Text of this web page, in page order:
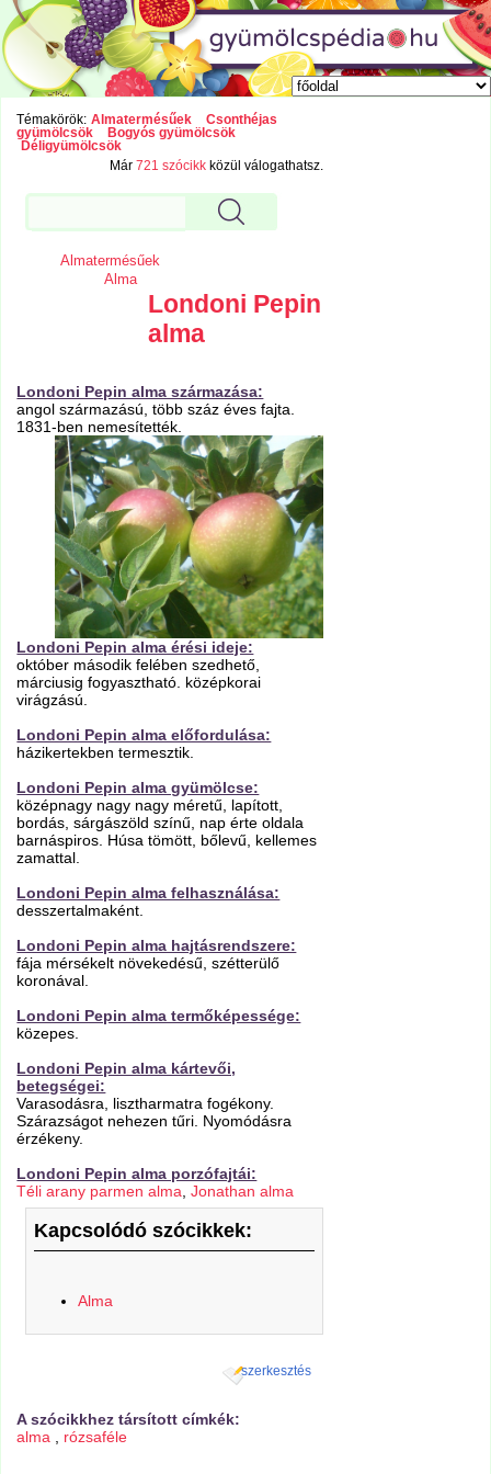
Témakörök: Almatermésűek
Csonthéjas
gyümölcsök
Bogyós gyümölcsök
Déligyümölcsök
Már721 szócikk közül válogathatsz.
Almatermésűek
Alma
Londoni Pepin
alma
Londoni Pepin alma származása:
angol származású, több száz éves fajta.
1831-ben nemesítették.
Londoni Pepin alma érési ideje:
október második felében szedhető,
márciusig fogyasztható. középkorai
virágzású.
Londoni Pepin alma előfordulása:
házikertekben termesztik.
Londoni Pepin alma gyümölcse:
középnagy nagy nagy méretű, lapított,
bordás, sárgászöld színű, nap érte oldala
barnáspiros. Húsa tömött, bőlevű, kellemes
zamattal.
Londoni Pepin alma felhasználása:
desszertalmaként.
Londoni Pepin alma hajtásrendszere:
fája mérsékelt növekedésű, szétterülő
koronával.
Londoni Pepin alma termőképessége:
közepes.
Londoni Pepin alma kártevői,
betegségei:
Varasodásra, lisztharmatra fogékony.
Szárazságot nehezen tűri. Nyomódásra
érzékeny.
Londoni Pepin alma porzófajtái:
Téli arany parmen alma ,Jonathan alma
Kapcsolódó szócikkek:
Alma
szerkesztés
A szócikkhez társított címkék:
alma
rózsaféle